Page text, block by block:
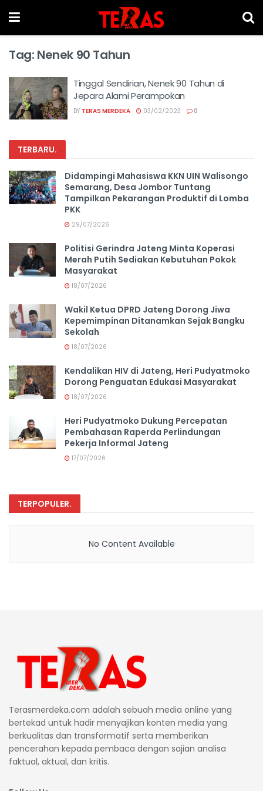
Tag: Nenek 90 Tahun
Tinggal Sendirian, Nenek 90 Tahun di
Jepara Alami Perampokan
BY TERAS MERDEKA 03/02/2023 0
TERBARU.
Didampingi Mahasiswa KKN UIN Walisongo
Semarang, Desa Jombor Tuntang
Tampilkan Pekarangan Produktif di Lomba
PKK
29/07/2026
Politisi Gerindra Jateng Minta Koperasi
Merah Putih Sediakan Kebutuhan Pokok
Masyarakat
18/07/2026
Wakil Ketua DPRD Jateng Dorong Jiwa
Kepemimpinan Ditanamkan Sejak Bangku
Sekolah
18/07/2026
Kendalikan HIV di Jateng, Heri Pudyatmoko
Dorong Penguatan Edukasi Masyarakat
18/07/2026
Heri Pudyatmoko Dukung Percepatan
Pembahasan Raperda Perlindungan
Pekerja Informal Jateng
17/07/2026
TERPOPULER.
No Content Available
Terasmerdeka.com adalah sebuah media online yang
bertekad untuk hadir menyajikan konten media yang
berkualitas dan transformatif serta memberikan
pencerahan kepada pembaca dengan sajian analisa
faktual, aktual, dan kritis.